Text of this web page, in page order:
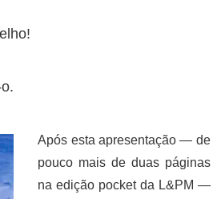
Após esta apresentação — de
pouco mais de duas páginas
na edição pocket da L&PM —